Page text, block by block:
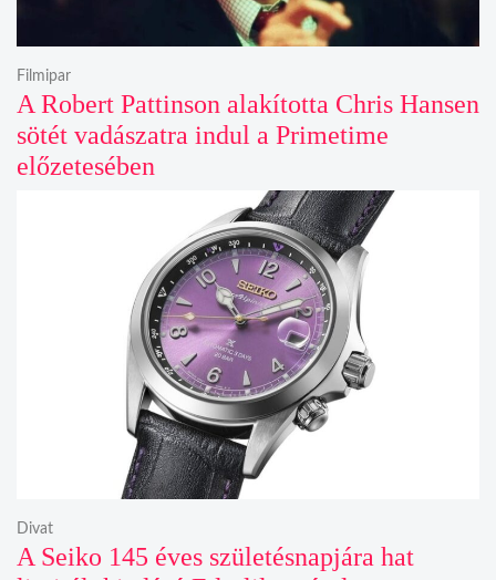
A Robert Pattinson alakította Chris Hansen
sötét vadászatra indul a Primetime
előzetesében
Filmipar
A Seiko 145 éves születésnapjára hat
Divat